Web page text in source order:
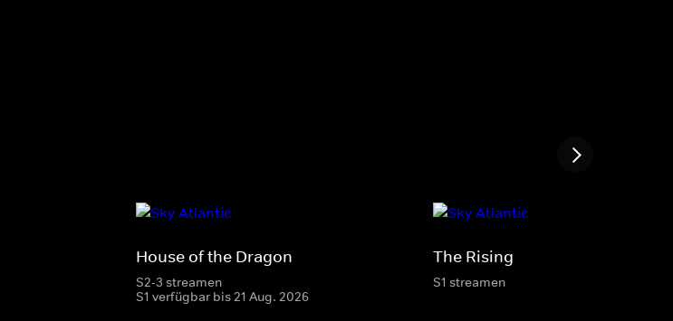
House of the Dragon
S2-3 streamen
S1 verfügbar bis 21 Aug. 2026
The Rising
S1 streamen